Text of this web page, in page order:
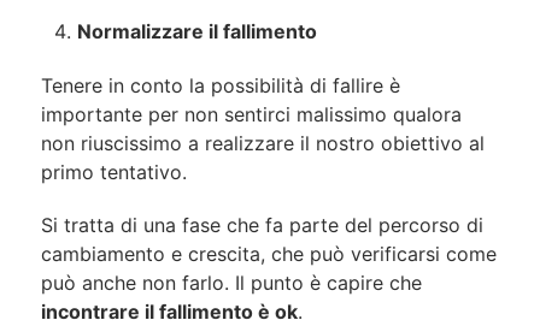
Normalizzare il fallimento
Tenere in conto la possibilità di fallire è
importante per non sentirci malissimo qualora
non riuscissimo a realizzare il nostro obiettivo al
primo tentativo.
Si tratta di una fase che fa parte del percorso di
cambiamento e crescita, che può verificarsi come
può anche non farlo. Il punto è capire che
incontrare il fallimento è ok.